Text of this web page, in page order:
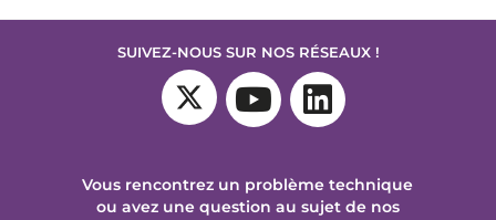
SUIVEZ-NOUS SUR NOS RÉSEAUX !
Vous rencontrez un problème technique
ou avez une question au sujet de nos